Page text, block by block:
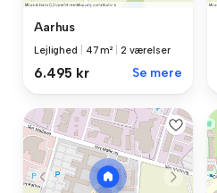
Aarhus
Lejlighed 47 m² 2 værelser
6.495 kr Se mere